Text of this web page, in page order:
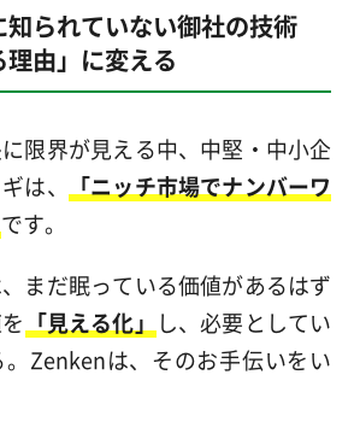
知られていない御社の技術
由」に変える
限界が見える中、中堅・中小企
は、 「ニッチ市場でナンバーワ
です。
まだ眠っている価値があるはず
「見える化」し、必要としてい
Zenkenは、そのお手伝いをい